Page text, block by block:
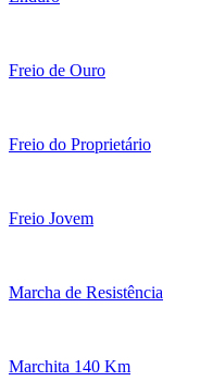
Freio de Ouro
Freio do Proprietário
Freio Jovem
Marcha de Resistência
Marchita 140 Km